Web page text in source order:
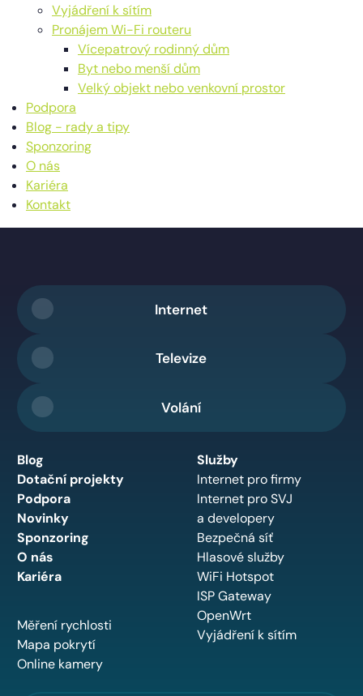
Vyjádření k sítím
Pronájem Wi-Fi routeru
Vícepatrový rodinný dům
Byt nebo menší dům
Velký objekt nebo venkovní prostor
Podpora
Blog - rady a tipy
Sponzoring
O nás
Kariéra
Kontakt
Internet
Televize
Volání
Blog
Dotační projekty
Podpora
Novinky
Sponzoring
O nás
Kariéra
Měření rychlosti
Mapa pokrytí
Online kamery
Služby
Internet pro firmy
Internet pro SVJ
a developery
Bezpečná síť
Hlasové služby
WiFi Hotspot
ISP Gateway
OpenWrt
Vyjádření k sítím